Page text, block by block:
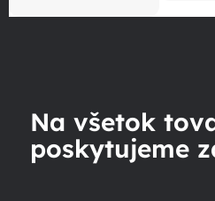
Na všetok
poskytujeme